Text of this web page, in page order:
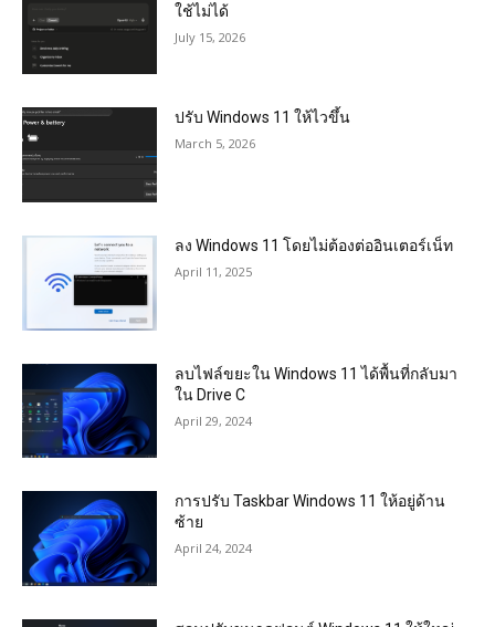
ใช้ไม่ได้
July 15, 2026
ปรับ Windows 11 ให้ไวขึ้น
March 5, 2026
ลง Windows 11 โดยไม่ต้องต่ออินเตอร์เน็ท
April 11, 2025
ลบไฟล์ขยะใน Windows 11 ได้พื้นที่กลับมา
ใน Drive C
April 29, 2024
การปรับ Taskbar Windows 11 ให้อยู่ด้าน
ซ้าย
April 24, 2024